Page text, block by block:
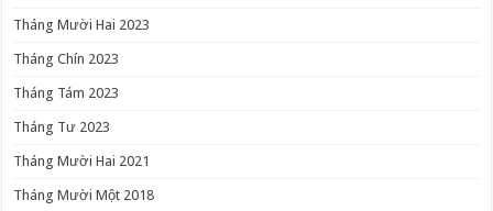
Tháng Mười Hai 2023
Tháng Chín 2023
Tháng Tám 2023
Tháng Tư 2023
Tháng Mười Hai 2021
Tháng Mười Một 2018